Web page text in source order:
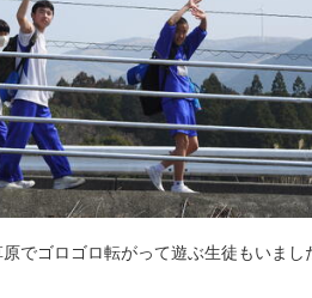
でゴロゴロ転がって遊ぶ生徒もいまし